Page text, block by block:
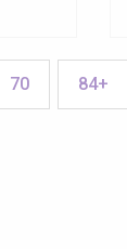
70 84+